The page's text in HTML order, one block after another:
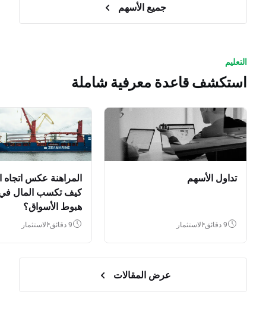
جميع الأسهم
التعليم
استكشف قاعدة معرفية شاملة
تداول الأسهم
9 دقائق الاستثمار
المراهنة عكس
كيف تكسب المال
هبوط الأسواق؟
9 دقائق الاستثمار
عرض المقالات